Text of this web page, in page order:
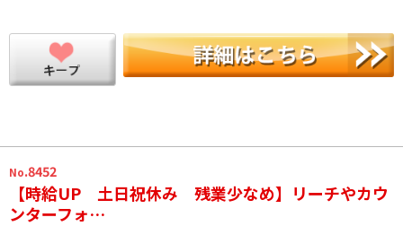
No.8452
【時給UP 土日祝休み 残業少なめ】リーチやカウ
ンターフォ…